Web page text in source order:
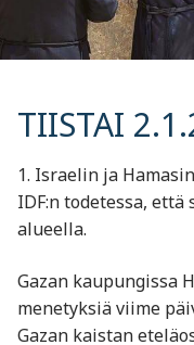
TIISTAI
1. Israelin ja
IDF:n todetessa,
alueella.
Gazan kaupungissa
menetyksiä viime
Gazan kaistan